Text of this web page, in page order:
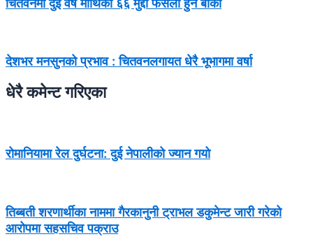
देशभर मनसुनको प्रभाव : चितवनलगायत धेरै भूभागमा वर्षा
धेरै कमेन्ट गरिएका
रोमानियामा रेल दुर्घटना: दुई नेपालीको ज्यान गयो
तिब्बती शरणार्थीका नाममा गैरकानुनी ट्राभल डकुमेन्ट जारी गरेको
आरोपमा सहसचिव पक्राउ